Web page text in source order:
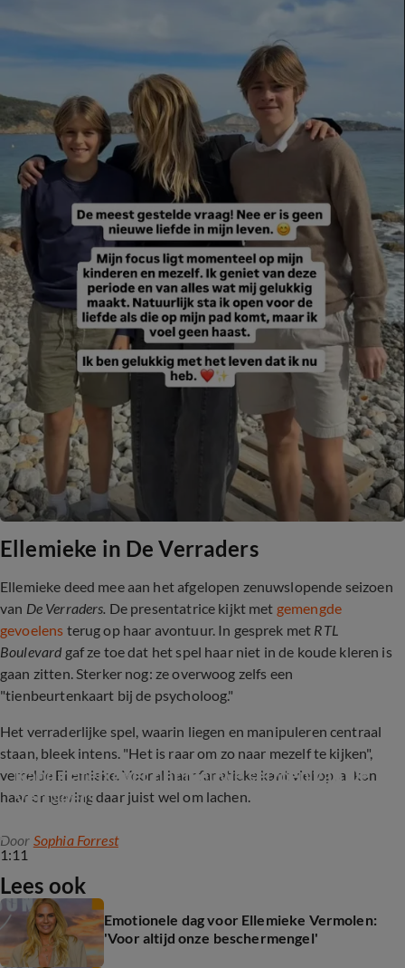
Ellemieke in De Verraders
Ellemieke deed mee aan het afgelopen zenuwslopende seizoen
van De Verraders. De presentatrice kijkt met gemengde
gevoelens terug op haar avontuur. In gesprek met RTL
Boulevard gaf ze toe dat het spel haar niet in de koude kleren is
gaan zitten. Sterker nog: ze overwoog zelfs een
"tienbeurtenkaart bij de psycholoog."
Het verraderlijke spel, waarin liegen en manipuleren centraal
staan, bleek intens. "Het is raar om zo naar mezelf te kijken",
vertelde Ellemieke. Vooral haar fanatieke kant viel op, al kon
haar omgeving daar juist wel om lachen.
1:11
Kandidaten over het nieuwe seizoen van De
Verraders
Door Sophia Forrest
Lees ook
Emotionele dag voor Ellemieke Vermolen:
'Voor altijd onze beschermengel'